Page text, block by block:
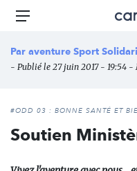
Aller
principal
des
Menu
Par aventure Sport
- Publié le 27 juin 2017 - 19:54
#ODD 03 : BONNE SANTÉ ET
Soutien